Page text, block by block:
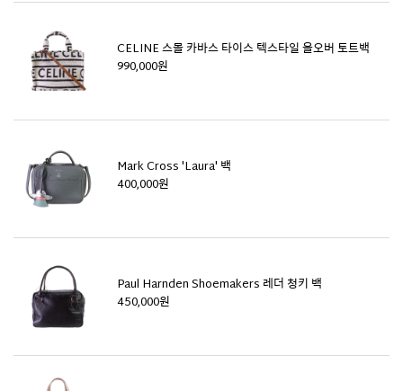
CELINE 스몰 카바스 타이스 텍스타일 올오버 토트백
990,000원
Mark Cross 'Laura' 백
400,000원
Paul Harnden Shoemakers 레더 청키 백
450,000원